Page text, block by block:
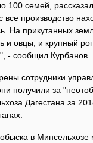
семей,
все производство
На прикутанных
и овцы, и крупный
- сообщил Курбанов.
сотрудники
получили за
Дагестана за
в Минсельхозе